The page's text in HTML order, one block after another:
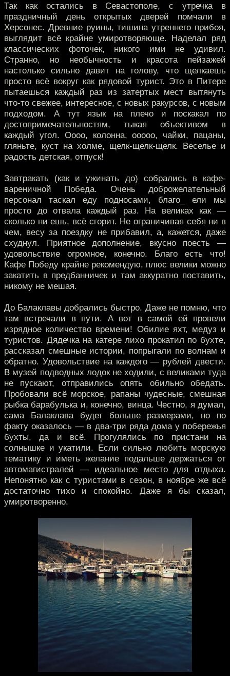
Так как остались в Севастополе, с утречка в
праздничный день открытых дверей помчали в
Херсонес. Древние руины, тишина утреннего прибоя,
выглядит всё крайне умиротворяюще. Наделал ряд
классических фоточек, никого ими не удивил.
Странно, но необычность и красота пейзажей
настолько сильно давит на голову, что щелкаешь
просто всё вокруг как рядовой турист. Это в Питере
пытаешься каждый раз из затертых мест вытянуть
что-то свежее, интересное, с новых ракурсов, с новым
подходом. А тут язык на плечо и поскакал по
достопримечательностям, тыкая объективом в
каждый угол. Оооо, колонна, ооооо, чайки, пацаны,
гляньте, куст на холме, щелк-щелк-щелк. Веселье и
радость детская, отпуск!
Завтракать (как и ужинать до) собрались в кафе-
вареничной Победа. Очень доброжелательный
персонал таскал еду подносами, благо_ ели мы
просто до отвала каждый раз. На великах как —
сколько ни ешь, всё сгорит. Не ограничивая себя ни в
чем, весу за поездку не прибавил, а, кажется, даже
схуднул. Приятное дополнение, вкусно поесть —
удовольствие огромное, конечно. Благо есть что!
Кафе Победу крайне рекомендую, плюс велики можно
закатить в предбанничек и там аккуратно поставить,
никому не мешая.
До Балаклавы добрались быстро. Даже не помню, что
там встречали в пути. А вот в самой ей провели
изрядное количество времени! Обилие яхт, медуз и
туристов. Дядечка на катере лихо прокатил по бухте,
рассказал смешные истории, попрыгали по волнам и
обратно. Удовольствие на каждого — рублей двести.
В музей подводных лодок не ходили, с великами туда
не пускают, отправились опять обильно обедать.
Пробовали всё морское, рапаны чудесные, смешная
рыбка барабулька и, конечно, винца. Честно, я думал,
сама Балаклава будет больше размерами, но по
факту оказалось — в два-три ряда дома у побережья
бухты, да и всё. Прогулялись по пристани на
солнышке и укатили. Если сильно любить морскую
тематику и иметь желание подальше держаться от
автомагистралей — идеальное место для отдыха.
Непонятно как с туристами в сезон, в ноябре же всё
достаточно тихо и спокойно. Даже я бы сказал,
умиротворенно.